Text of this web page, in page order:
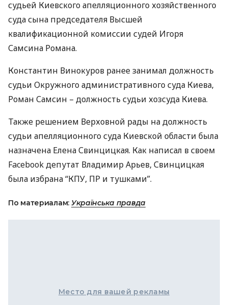
судьей Киевского апелляционного хозяйственного
суда сына председателя Высшей
квалификационной комиссии судей Игоря
Самсина Романа.
Константин Винокуров ранее занимал должность
судьи Окружного административного суда Киева,
Роман Самсин – должность судьи хозсуда Киева.
Также решением Верховной рады на должность
судьи апелляционного суда Киевской области была
назначена Елена Свинцицкая. Как написал в своем
Facebook депутат Владимир Арьев, Свинцицкая
была избрана “КПУ, ПР и тушками”.
По материалам: Українська правда
Место для вашей рекламы